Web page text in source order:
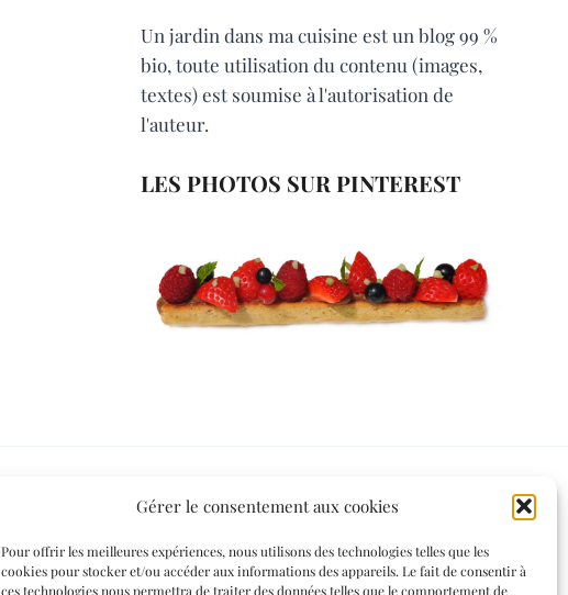
Gérer le consentement aux cookies
Pour offrir les meilleures expériences, nous utilisons des technologies telles que les
cookies pour stocker et/ou accéder aux informations des appareils. Le fait de consentir à
ces technologies nous permettra de traiter des données telles que le comportement de
Un jardin dans ma cuisine est un blog 99 %
bio, toute utilisation du contenu (images,
textes) est soumise à l'autorisation de
l'auteur.
LES PHOTOS SUR PINTEREST
Informations légales
Mentions légales